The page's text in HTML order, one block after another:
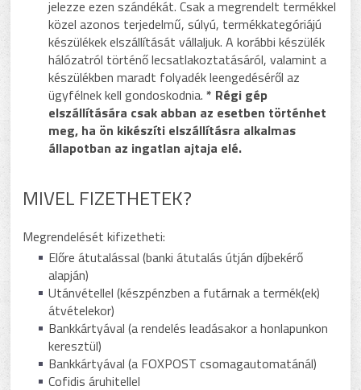
jelezze ezen szándékát. Csak a megrendelt termékkel
közel azonos terjedelmű, súlyú, termékkategóriájú
készülékek elszállítását vállaljuk. A korábbi készülék
hálózatról történő lecsatlakoztatásáról, valamint a
készülékben maradt folyadék leengedéséről az
ügyfélnek kell gondoskodnia. * Régi gép
elszállítására csak abban az esetben történhet
meg, ha ön kikészíti elszállításra alkalmas
állapotban az ingatlan ajtaja elé.
MIVEL FIZETHETEK?
Megrendelését kifizetheti:
Előre átutalással (banki átutalás útján díjbekérő
alapján)
Utánvétellel (készpénzben a futárnak a termék(ek)
átvételekor)
Bankkártyával (a rendelés leadásakor a honlapunkon
keresztül)
Bankkártyával (a FOXPOST csomagautomatánál)
Cofidis áruhitellel